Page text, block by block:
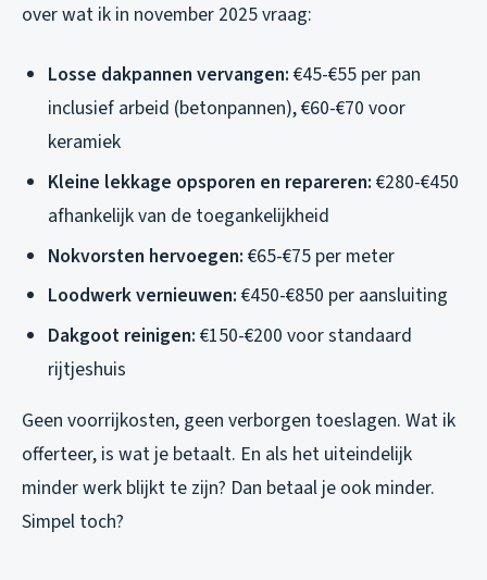
over wat ik in november 2025 vraag:
Losse dakpannen vervangen: €45-€55 per pan
inclusief arbeid (betonpannen), €60-€70 voor
keramiek
Kleine lekkage opsporen en repareren: €280-€450
afhankelijk van de toegankelijkheid
Nokvorsten hervoegen: €65-€75 per meter
Loodwerk vernieuwen: €450-€850 per aansluiting
Dakgoot reinigen: €150-€200 voor standaard
rijtjeshuis
Geen voorrijkosten, geen verborgen toeslagen. Wat ik
offerteer, is wat je betaalt. En als het uiteindelijk
minder werk blijkt te zijn? Dan betaal je ook minder.
Simpel toch?